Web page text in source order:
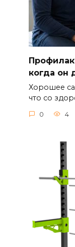
когда он
Хорошее
что со
0 4